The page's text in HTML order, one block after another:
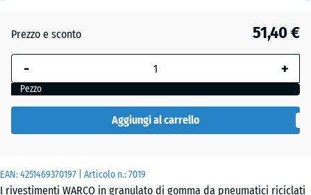
EAN:4251469370197 | Articolo n.:7019
I rivestimenti WARCO in granulato di gomma da pneumatici riciclati
mm
dimensione
in blu,
utilizzata
per il
Prezzo e sconto 51,40 €
- +
Pezzo
Aggiungi al carrello